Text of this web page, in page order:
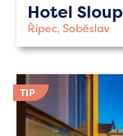
Hotel Sloup
Řípec, Soběslav